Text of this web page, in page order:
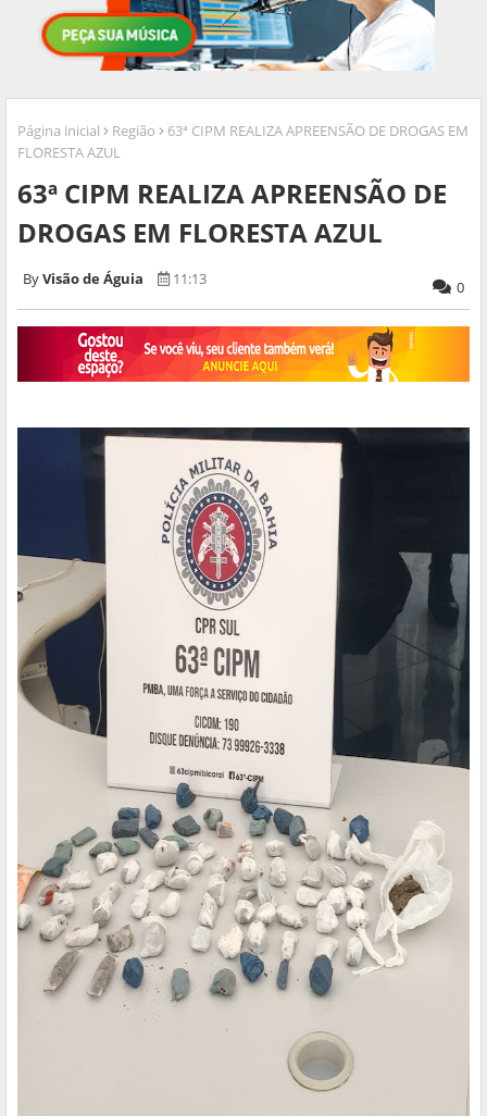
Página inicial Região
63ª CIPM REALIZA APREENSÃO DE DROGAS EM
FLORESTA AZUL
63ª CIPM REALIZA APREENSÃO DE
DROGAS EM FLORESTA AZUL
Visão de Águia 11:13 0